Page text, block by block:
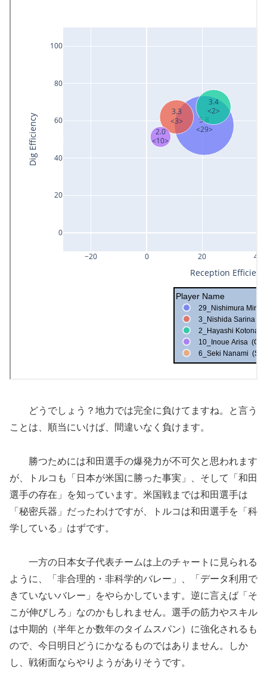
どうでしょう？地力では完全に負けてますね。と言う
ことは、順当にいけば、間違いなく負けます。
勝つためには和田選手の爆発力が不可欠と思われます
が、トルコも「日本が米国に勝った事実」、そして「和田
選手の存在」を知っています。米国戦までは和田選手は
「秘密兵器」だったわけですが、トルコは和田選手を「科
学している」はずです。
一方の日本女子代表チームは上のチャートに見られる
ように、「非合理的・非科学的バレー」、「データ利用で
きていないバレー」をやらかしています。逆に言えば「そ
こが伸びしろ」なのかもしれません。選手の筋力やスキル
は中期的（半年とか数年のタイムスパン）に強化されるも
ので、今日明日どうにかなるものではありません。しか
し、戦術面ならやりようがありそうです。